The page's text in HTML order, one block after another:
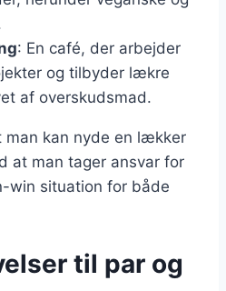
: En café, der arbejder
og tilbyder lækre
af overskudsmad.
man kan nyde en lækker
at man tager ansvar for
win situation for både
til par og